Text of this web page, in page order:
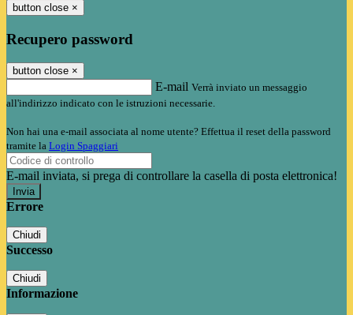
button close ×
Recupero password
button close ×
E-mail Verrà inviato un messaggio
all'indirizzo indicato con le istruzioni necessarie.
Non hai una e-mail associata al nome utente? Effettua il reset della password
tramite la Login Spaggiari
E-mail inviata, si prega di controllare la casella di posta elettronica!
Errore
Chiudi
Successo
Chiudi
Informazione